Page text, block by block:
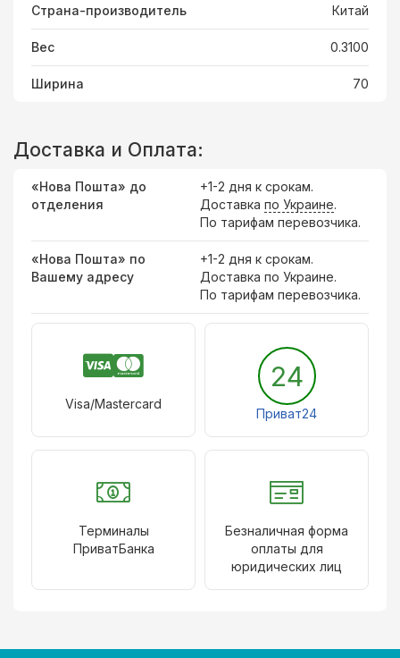
Страна-производитель Китай
Вес 0.3100
Ширина 70
Доставка и Оплата:
«Нова Пошта» до
отделения
+1-2 дня к срокам.
Доставка по Украине.
По тарифам перевозчика.
«Нова Пошта» по
Вашему адресу
+1-2 дня к срокам.
Доставка по Украине.
По тарифам перевозчика.
Visa/Mastercard
24
Приват24
Терминалы
ПриватБанка
Безналичная форма
оплаты для
юридических лиц